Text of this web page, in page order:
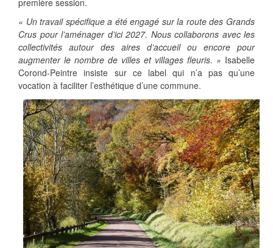
première session.
« Un travail spécifique a été engagé sur la route des Grands
Crus pour l’aménager d’ici 2027. Nous collaborons avec les
collectivités autour des aires d’accueil ou encore pour
augmenter le nombre de villes et villages fleuris. » Isabelle
Corond-Peintre insiste sur ce label qui n’a pas qu’une
vocation à faciliter l’esthétique d’une commune.